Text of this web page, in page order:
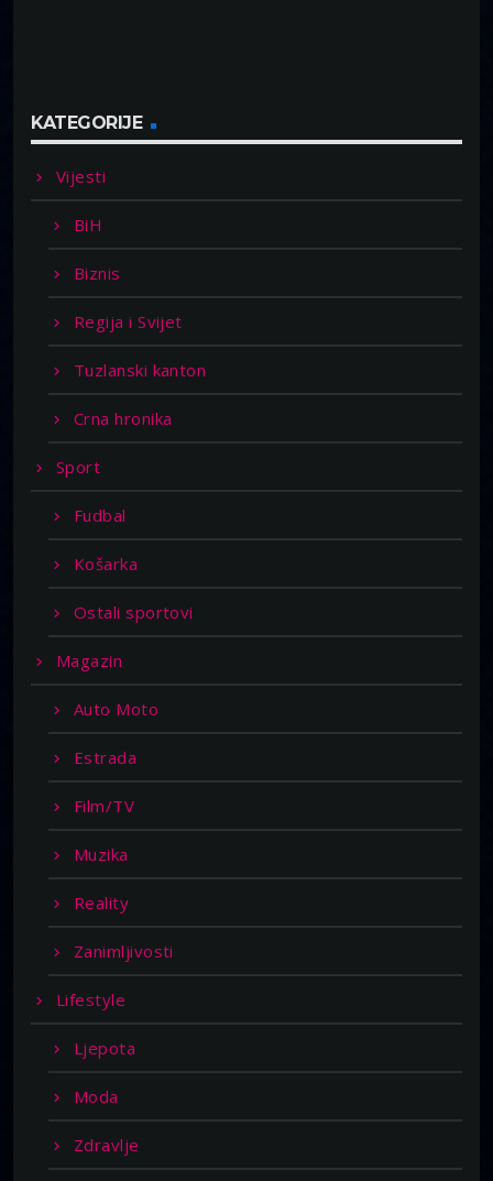
KATEGORIJE
Vijesti
BiH
Biznis
Regija i Svijet
Tuzlanski kanton
Crna hronika
Sport
Fudbal
Košarka
Ostali sportovi
Magazin
Auto Moto
Estrada
Film/TV
Muzika
Reality
Zanimljivosti
Lifestyle
Ljepota
Moda
Zdravlje